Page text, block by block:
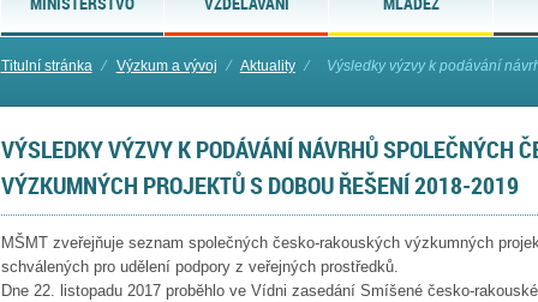
Titulní stránka ⁄ Výzkum a vývoj ⁄ Aktuality ⁄ Výsledky výzvy k podávání
VÝSLEDKY VÝZVY K PODÁVÁNÍ NÁVRHŮ SPOLEČNÝCH
VÝZKUMNÝCH PROJEKTŮ S DOBOU ŘEŠENÍ 2018-2019
MŠMT zveřejňuje seznam společných česko-rakouských výzkumných
schválených pro udělení podpory z veřejných prostředků.
Dne 22. listopadu 2017 proběhlo ve Vídni zasedání Smíšené česko-